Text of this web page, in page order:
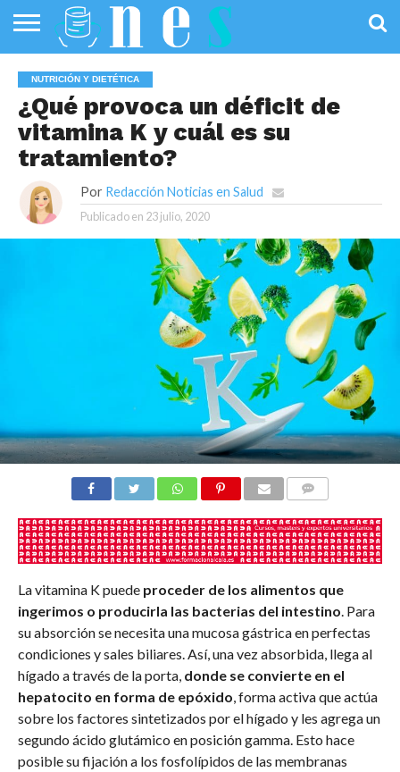
PÚBLICA
SANIDAD
INVESTIGACIÓN
ENTREVISTAS
PROFESIONALES
DE LA SALUD
INFOGRAFÍAS
DE SALUD
OPINIÓN
NUTRICIÓN Y DIETÉTICA
¿Qué provoca un déficit de
vitamina K y cuál es su
tratamiento?
Por Redacción Noticias en Salud
Publicado en 23 julio, 2020
La vitamina K puede proceder de los alimentos que
ingerimos o producirla las bacterias del intestino . Para
su absorción se necesita una mucosa gástrica en perfectas
condiciones y sales biliares. Así, una vez absorbida, llega al
hígado a través de la porta, donde se convierte en el
hepatocito en forma de epóxido , forma activa que actúa
sobre los factores sintetizados por el hígado y les agrega un
segundo ácido glutámico en posición gamma. Esto hace
posible su fijación a los fosfolípidos de las membranas